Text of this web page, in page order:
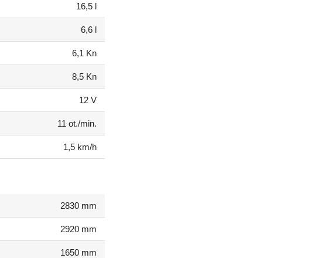
16,5 l
6,6 l
6,1 Kn
8,5 Kn
12 V
11 ot./min.
1,5 km/h
2830 mm
2920 mm
1650 mm